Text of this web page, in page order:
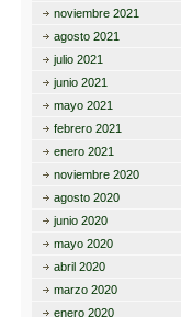
noviembre 2021
agosto 2021
julio 2021
junio 2021
mayo 2021
febrero 2021
enero 2021
noviembre 2020
agosto 2020
junio 2020
mayo 2020
abril 2020
marzo 2020
enero 2020